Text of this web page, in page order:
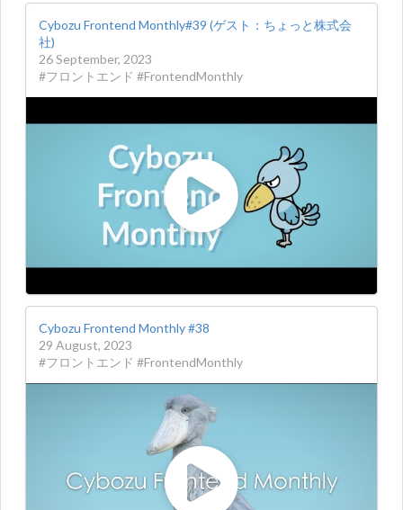
Cybozu Frontend Monthly#39 (ゲスト：ちょっと株式会
社)
26 September, 2023
#フロントエンド #FrontendMonthly
Cybozu Frontend Monthly #38
29 August, 2023
#フロントエンド #FrontendMonthly